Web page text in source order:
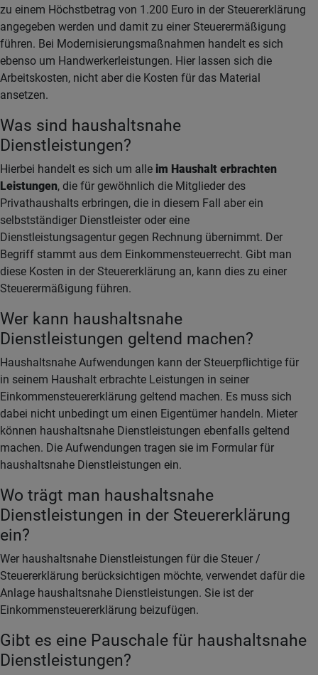
zu einem Höchstbetrag von 1.200 Euro in der Steuererklärung
angegeben werden und damit zu einer Steuerermäßigung
führen. Bei Modernisierungsmaßnahmen handelt es sich
ebenso um Handwerkerleistungen. Hier lassen sich die
Arbeitskosten, nicht aber die Kosten für das Material
ansetzen.
Was sind haushaltsnahe
Dienstleistungen?
Hierbei handelt es sich um alle im Haushalt erbrachten
Leistungen, die für gewöhnlich die Mitglieder des
Privathaushalts erbringen, die in diesem Fall aber ein
selbstständiger Dienstleister oder eine
Dienstleistungsagentur gegen Rechnung übernimmt. Der
Begriff stammt aus dem Einkommensteuerrecht. Gibt man
diese Kosten in der Steuererklärung an, kann dies zu einer
Steuerermäßigung führen.
Wer kann haushaltsnahe
Dienstleistungen geltend machen?
Haushaltsnahe Aufwendungen kann der Steuerpflichtige für
in seinem Haushalt erbrachte Leistungen in seiner
Einkommensteuererklärung geltend machen. Es muss sich
dabei nicht unbedingt um einen Eigentümer handeln. Mieter
können haushaltsnahe Dienstleistungen ebenfalls geltend
machen. Die Aufwendungen tragen sie im Formular für
haushaltsnahe Dienstleistungen ein.
Wo trägt man haushaltsnahe
Dienstleistungen in der Steuererklärung
ein?
Wer haushaltsnahe Dienstleistungen für die Steuer /
Steuererklärung berücksichtigen möchte, verwendet dafür die
Anlage haushaltsnahe Dienstleistungen. Sie ist der
Einkommensteuererklärung beizufügen.
Gibt es eine Pauschale für haushaltsnahe
Dienstleistungen?